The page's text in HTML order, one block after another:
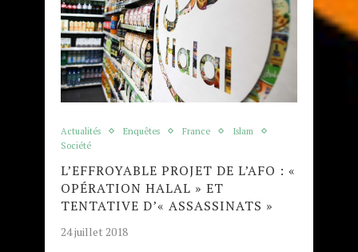
Actualités Enquêtes France
Islam
Société
L’EFFROYABLE PROJET DE L’AFO : «
OPÉRATION HALAL » ET
TENTATIVE D’« ASSASSINATS »
24 juillet 2018